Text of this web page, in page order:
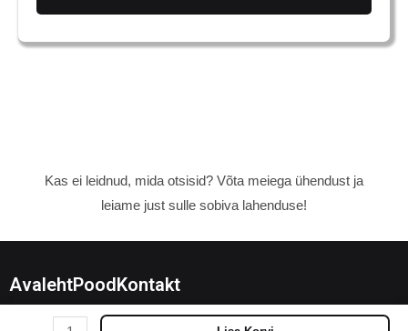
Kas ei leidnud, mida otsisid? Võta meiega ühendust ja
leiame just sulle sobiva lahenduse!
AvalehtPoodKontakt
Samojeed